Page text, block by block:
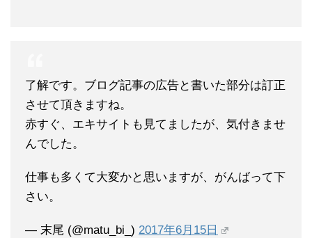
了解です。ブログ記事の広告と書いた部分は訂正
させて頂きますね。
赤すぐ、エキサイトも見てましたが、気付きませ
んでした。
仕事も多くて大変かと思いますが、がんばって下
さい。
— 末尾 (@matu_bi_) 2017年6月15日